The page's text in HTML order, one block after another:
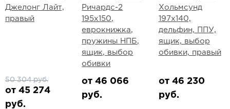
Джелонг Лайт,
правый
50 304 руб.
от 45 274
руб.
Ричардс-2
195х150,
еврокнижка,
пружины НПБ,
ящик, выбор
обивки
от 46 066
руб.
Хольмсунд
197х140,
дельфин, ППУ,
ящик, выбор
обивки, правый
от 46 230
руб.